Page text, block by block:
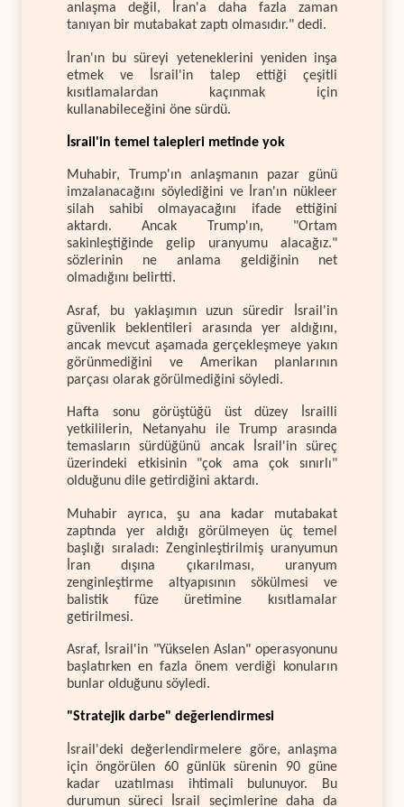
anlaşma değil, İran'a daha fazla zaman
tanıyan bir mutabakat zaptı olmasıdır." dedi.
İran'ın bu süreyi yeteneklerini yeniden inşa
etmek ve İsrail'in talep ettiği çeşitli
kısıtlamalardan kaçınmak için
kullanabileceğini öne sürdü.
İsrail'in temel talepleri metinde yok
Muhabir, Trump'ın anlaşmanın pazar günü
imzalanacağını söylediğini ve İran'ın nükleer
silah sahibi olmayacağını ifade ettiğini
aktardı. Ancak Trump'ın, "Ortam
sakinleştiğinde gelip uranyumu alacağız."
sözlerinin ne anlama geldiğinin net
olmadığını belirtti.
Asraf, bu yaklaşımın uzun süredir İsrail'in
güvenlik beklentileri arasında yer aldığını,
ancak mevcut aşamada gerçekleşmeye yakın
görünmediğini ve Amerikan planlarının
parçası olarak görülmediğini söyledi.
Hafta sonu görüştüğü üst düzey İsrailli
yetkililerin, Netanyahu ile Trump arasında
temasların sürdüğünü ancak İsrail'in süreç
üzerindeki etkisinin "çok ama çok sınırlı"
olduğunu dile getirdiğini aktardı.
Muhabir ayrıca, şu ana kadar mutabakat
zaptında yer aldığı görülmeyen üç temel
başlığı sıraladı: Zenginleştirilmiş uranyumun
İran dışına çıkarılması, uranyum
zenginleştirme altyapısının sökülmesi ve
balistik füze üretimine kısıtlamalar
getirilmesi.
Asraf, İsrail'in "Yükselen Aslan" operasyonunu
başlatırken en fazla önem verdiği konuların
bunlar olduğunu söyledi.
"Stratejik darbe" değerlendirmesi
İsrail'deki değerlendirmelere göre, anlaşma
için öngörülen 60 günlük sürenin 90 güne
kadar uzatılması ihtimali bulunuyor. Bu
durumun süreci İsrail seçimlerine daha da